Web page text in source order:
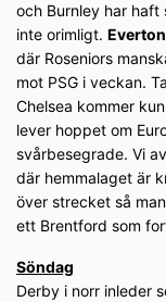
och Burnley har
inte orimligt.
där Roseniors
mot PSG i veckan.
Chelsea kommer
lever hoppet om
svårbesegrade. Vi
där hemmalaget är
över strecket så
ett Brentford som
Söndag
Derby i norr inleder